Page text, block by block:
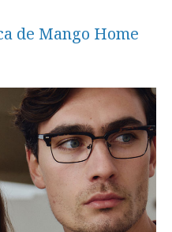
de Mango Home